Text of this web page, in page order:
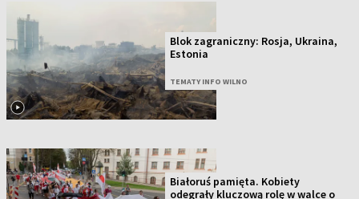
Blok zagraniczny: Rosja, Ukraina,
Estonia
TEMATY INFO WILNO
Białoruś pamięta. Kobiety
odegrały kluczową rolę w walce o